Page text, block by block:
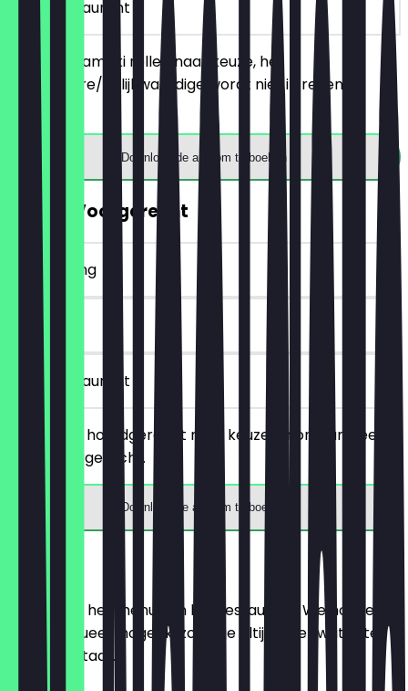
in het restaurant
Bestel 2 uramaki rollen naar keuze, het
goedkopere/gelijkwaardige wordt niet in rekening
gebracht.
Download de app om te boeken
GRATIS Voorgerecht
~€ 8 korting
30 dagen
in het restaurant
Bestel een hoofdgerecht naar keuze en ontvang een
gratis voorgerecht.
Download de app om te boeken
Menu
Hier vind je het menu van het restaurant. We houden
het zo actueel mogelijk, zodat je altijd weet wat je te
wachten staat.